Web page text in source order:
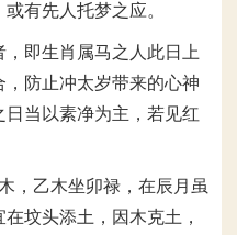
有先人托梦之应。
即生肖属马之人此日上
防止冲太岁带来的心神
当以素净为主，若见红
，乙木坐卯禄，在辰月虽
坟头添土，因木克土，